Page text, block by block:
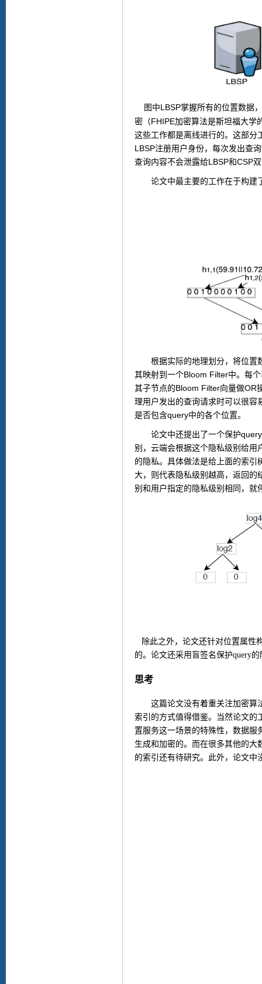
图中LBSP掌握所有的位置数据
密（FHIPE加密算法是斯坦福大学
这些工作都是离线进行的。这部分
LBSP注册用户身份，每次发出查
查询内容不会泄露给LBSP和CSP
论文中最主要的工作在于构建
根据实际的地理划分，将位置
其映射到一个Bloom Filter中。每
其子节点的Bloom Filter向量做OR
理用户发出的查询请求时可以很容
是否包含query中的各个位置。
论文中还提出了一个保护query
别，云端会根据这个隐私级别给用
的隐私。具体做法是给上面的索引
大，则代表隐私级别越高，返回的
别和用户指定的隐私级别相同，就
除此之外，论文还针对位置属性
的。论文还采用盲签名保护query的
思考
这篇论文没有着重关注加密算
索引的方式值得借鉴。当然论文的
置服务这一场景的特殊性，数据服
生成和加密的。而在很多其他的大
的索引还有待研究。此外，论文中